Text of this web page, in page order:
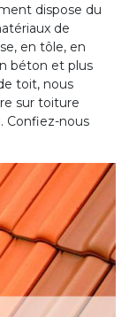
dispose du
de
en tôle, en
béton et plus
toit, nous
sur toiture
Confiez-nous